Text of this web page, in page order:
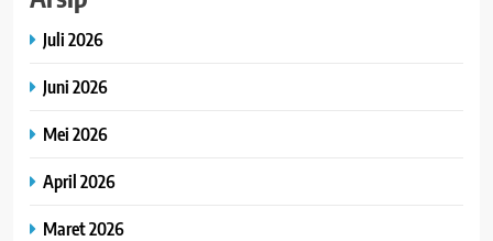
Juli 2026
Juni 2026
Mei 2026
April 2026
Maret 2026